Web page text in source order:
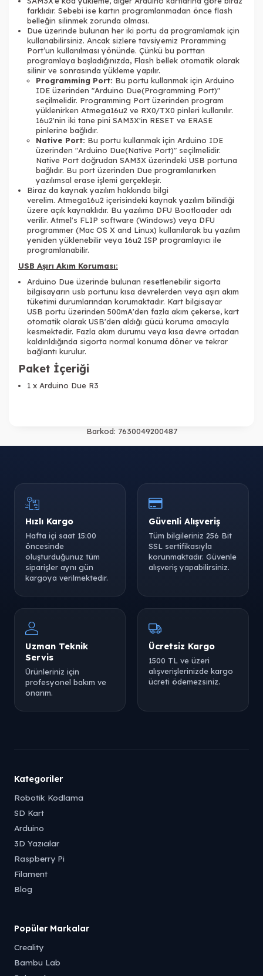
farklıdır. Sebebi ise kartın programlanmadan önce flash
belleğin silinmek zorunda olması.
Due üzerinde bulunan her iki portu da programlamak için
kullanabilirsiniz. Ancak sizlere tavsiyemiz Proramming
Port’un kullanılması yönünde. Çünkü bu porttan
programlaya başladığınızda, Flash bellek otomatik olarak
silinir ve sonrasında yükleme yapılır.
Programming Port: Bu portu kullanmak için Arduino
IDE üzerinden "Arduino Due(Programming Port)"
seçilmelidir. Programming Port üzerinden program
yüklenirken Atmega16u2 ve RX0/TX0 pinleri kullanılır.
16u2'nin iki tane pini SAM3X'in RESET ve ERASE
pinlerine bağlıdır.
Native Port: Bu portu kullanmak için Arduino IDE
üzerinden "Arduino Due(Native Port)" seçilmelidir.
Native Port doğrudan SAM3X üzerindeki USB portuna
bağlıdır. Bu port üzerinden Due programlanırken
yazılımsal erase işlemi gerçekleşir.
Biraz da kaynak yazılım hakkında bilgi
verelim. Atmega16u2 içerisindeki kaynak yazılım bilindiği
üzere açık kaynaklıdır. Bu yazılıma DFU Bootloader adı
verilir. Atmel's FLIP software (Windows) veya DFU
programmer (Mac OS X and Linux) kullanılarak bu yazılım
yeniden yüklenebilir veya 16u2 ISP programlayıcı ile
programlanabilir.
USB Aşırı Akım Koruması:
Arduino Due üzerinde bulunan resetlenebilir sigorta
bilgisayarın usb portunu kısa devrelerden veya aşırı akım
tüketimi durumlarından korumaktadır. Kart bilgisayar
USB portu üzerinden 500mA'den fazla akım çekerse, kart
otomatik olarak USB'den aldığı gücü koruma amacıyla
kesmektedir. Fazla akım durumu veya kısa devre ortadan
kaldırıldığında sigorta normal konuma döner ve tekrar
bağlantı kurulur.
Paket İçeriği
1 x Arduino Due R3
Barkod: 7630049200487
Hızlı Kargo
Hafta içi saat 15:00
öncesinde
oluşturduğunuz tüm
siparişler aynı gün
kargoya verilmektedir.
Güvenli Alışveriş
Tüm bilgileriniz 256 Bit
SSL sertifikasıyla
korunmaktadır. Güvenle
alışveriş yapabilirsiniz.
Uzman Teknik
Servis
Ürünleriniz için
profesyonel bakım ve
onarım.
Ücretsiz Kargo
1500 TL ve üzeri
alışverişlerinizde kargo
ücreti ödemezsiniz.
Kategoriler
Robotik Kodlama
SD Kart
Arduino
3D Yazıcılar
Raspberry Pi
Filament
Blog
Popüler Markalar
Creality
Bambu Lab